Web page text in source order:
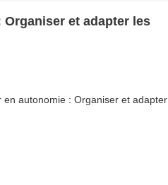
et adapter les